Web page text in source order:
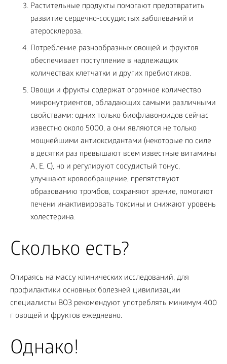
Растительные продукты помогают предотвратить
развитие сердечно-сосудистых заболеваний и
атеросклероза.
Потребление разнообразных овощей и фруктов
обеспечивает поступление в надлежащих
количествах клетчатки и других пребиотиков.
Овощи и фрукты содержат огромное количество
микронутриентов, обладающих самыми различными
свойствами: одних только биофлавоноидов сейчас
известно около 5000, а они являются не только
мощнейшими антиоксидантами (некоторые по силе
в десятки раз превышают всем известные витамины
А, Е, С), но и регулируют сосудистый тонус,
улучшают кровообращение, препятствуют
образованию тромбов, сохраняют зрение, помогают
печени инактивировать токсины и снижают уровень
холестерина.
Сколько есть?
Опираясь на массу клинических исследований, для
профилактики основных болезней цивилизации
специалисты ВОЗ рекомендуют употреблять минимум 400
г овощей и фруктов ежедневно.
Однако!